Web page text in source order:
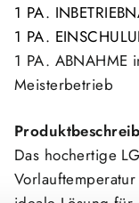
1 PA.
1 PA.
1 PA. ABNAHME
Meisterbetrieb
Das hochertige LG